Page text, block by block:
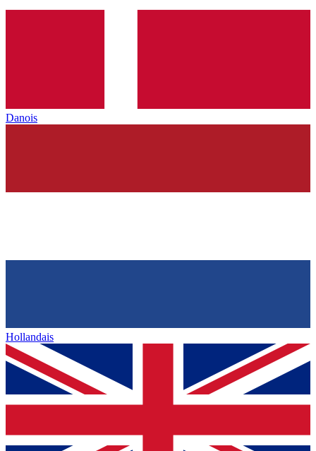
Danois
Hollandais